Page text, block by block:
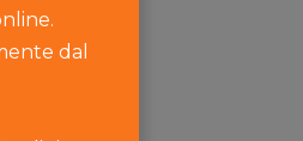
dal